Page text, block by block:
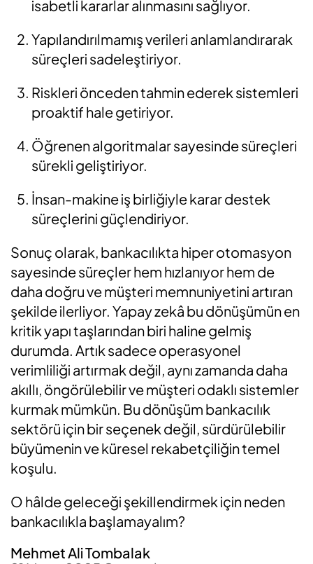
isabetli kararlar alınmasını sağlıyor.
Yapılandırılmamış verileri anlamlandırarak
süreçleri sadeleştiriyor.
Riskleri önceden tahmin ederek sistemleri
proaktif hale getiriyor.
Öğrenen algoritmalar sayesinde süreçleri
sürekli geliştiriyor.
İnsan-makine iş birliğiyle karar destek
süreçlerini güçlendiriyor.
Sonuç olarak, bankacılıkta hiper otomasyon
sayesinde süreçler hem hızlanıyor hem de
daha doğru ve müşteri memnuniyetini artıran
şekilde ilerliyor. Yapay zekâ bu dönüşümün en
kritik yapı taşlarından biri haline gelmiş
durumda. Artık sadece operasyonel
verimliliği artırmak değil, aynı zamanda daha
akıllı, öngörülebilir ve müşteri odaklı sistemler
kurmak mümkün. Bu dönüşüm bankacılık
sektörü için bir seçenek değil, sürdürülebilir
büyümenin ve küresel rekabetçiliğin temel
koşulu.
O hâlde geleceği şekillendirmek için neden
bankacılıkla başlamayalım?
Mehmet Ali Tombalak